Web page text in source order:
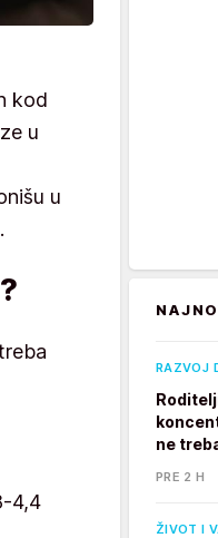
kod
u
u
4,4
RAZVOJ
ne
PRE 2 H
ŽIVOT I